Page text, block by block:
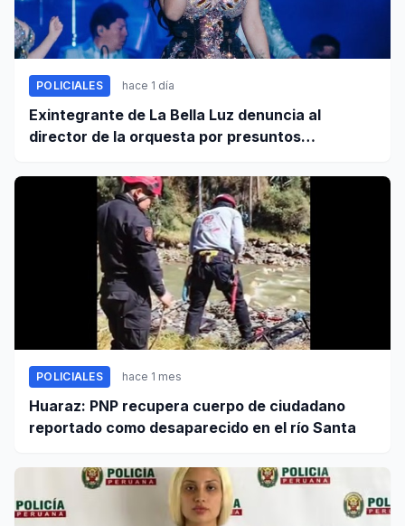
POLICIALES hace 1 día
Exintegrante de La Bella Luz denuncia al
director de la orquesta por presuntos
POLICIALES hace 1 mes
Huaraz: PNP recupera cuerpo de ciudadano
reportado como desaparecido en el río Santa